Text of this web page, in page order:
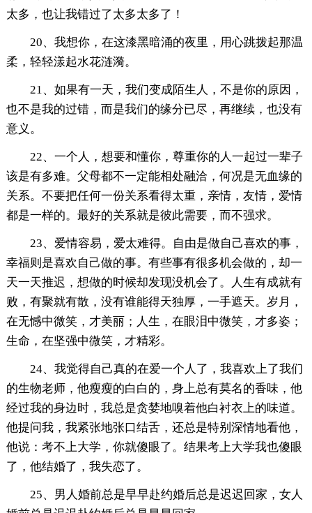
太多，也让我错过了太多太多了！
20、我想你，在这漆黑暗涌的夜里，用心跳拨起那温
柔，轻轻漾起水花涟漪。
21、如果有一天，我们变成陌生人，不是你的原因，
也不是我的过错，而是我们的缘分已尽，再继续，也没有
意义。
22、一个人，想要和懂你，尊重你的人一起过一辈子
该是有多难。父母都不一定能相处融洽，何况是无血缘的
关系。不要把任何一份关系看得太重，亲情，友情，爱情
都是一样的。最好的关系就是彼此需要，而不强求。
23、爱情容易，爱太难得。自由是做自己喜欢的事，
幸福则是喜欢自己做的事。有些事有很多机会做的，却一
天一天推迟，想做的时候却发现没机会了。人生有成就有
败，有聚就有散，没有谁能得天独厚，一手遮天。岁月，
在无憾中微笑，才美丽；人生，在眼泪中微笑，才多姿；
生命，在坚强中微笑，才精彩。
24、我觉得自己真的在爱一个人了，我喜欢上了我们
的生物老师，他瘦瘦的白白的，身上总有莫名的香味，他
经过我的身边时，我总是贪婪地嗅着他白衬衣上的味道。
他提问我，我紧张地张口结舌，还总是特别深情地看他，
他说：考不上大学，你就傻眼了。结果考上大学我也傻眼
了，他结婚了，我失恋了。
25、男人婚前总是早早赴约婚后总是迟迟回家，女人